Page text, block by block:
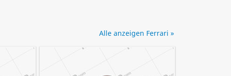
Alle anzeigen Ferrari »